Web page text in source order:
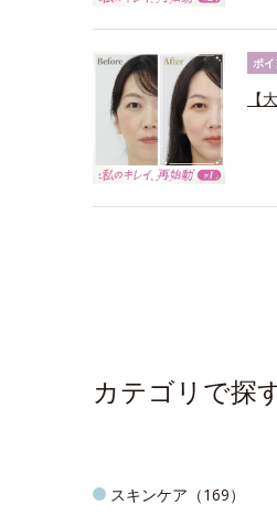
ポ
【
カテゴリで探
スキンケア（169）